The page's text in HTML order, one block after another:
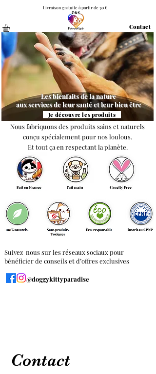
Livraison gratuite à partir de 30 €
Je découvre les produits
Les bienfaits de la nature
aux services de leur santé et leur bien être
Nous fabriquons des produits sains et naturels
conçu spécialement pour nos loulous.
Et tout ça en respectant la planète.
Suivez-nous sur les réseaux sociaux pour
bénéficier de conseils et d’offres exclusives
@doggykittyparadise
Contact
Contact